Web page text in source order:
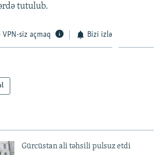
tutulub.
VPN-siz açmaq Bizi izlə
Gürcüstan ali təhsili pulsuz etdi